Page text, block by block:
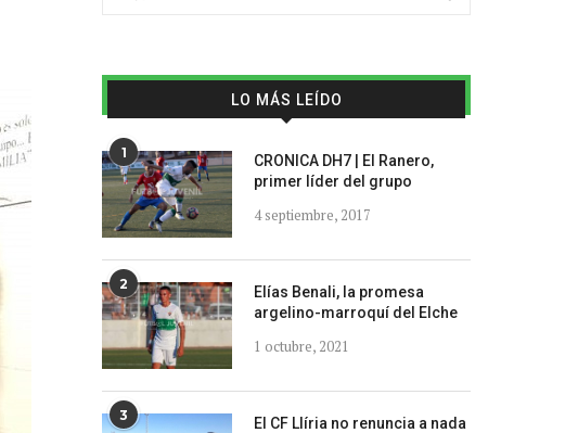
LO MÁS LEÍDO
1
CRONICA DH7 | El Ranero,
primer líder del grupo
4 septiembre, 2017
2
Elías Benali, la promesa
argelino-marroquí del Elche
1 octubre, 2021
3
El CF Llíria no renuncia a nada